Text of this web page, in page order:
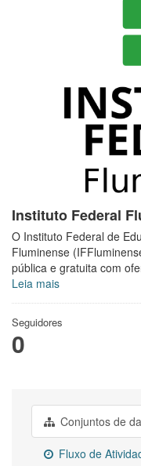
Instituto Federal
O Instituto Federal de
Fluminense
pública e gratuita com
Leia mais
Seguidores
0
Conjuntos de
Fluxo de